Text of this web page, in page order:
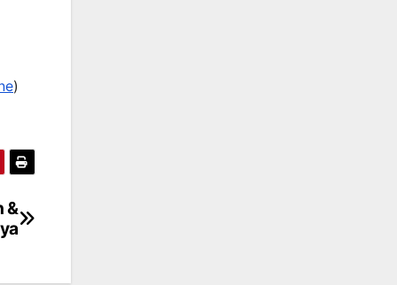
)
&